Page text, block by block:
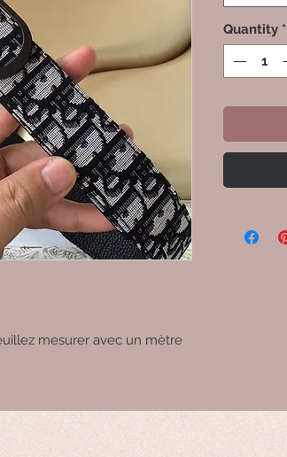
mesurer avec un mètre
Quantity *